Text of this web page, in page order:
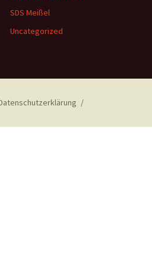
SDS Meißel
Uncategorized